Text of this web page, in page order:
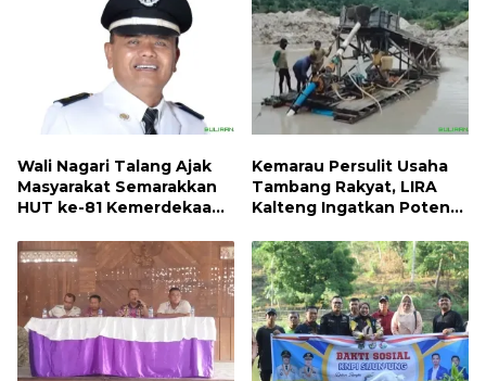
Wali Nagari Talang Ajak
Masyarakat Semarakkan
HUT ke-81 Kemerdekaan
Bendera Merah Putih
Kemarau Persulit Usaha
Tambang Rakyat, LIRA
Kalteng Ingatkan Potensi
Hidup